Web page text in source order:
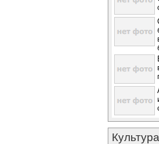
Культура